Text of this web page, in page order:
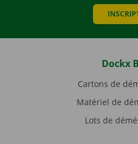
Dockx
Cartons de
Matériel de
Lots de